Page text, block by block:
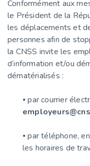
Conformément aux
le Président de la
les déplacements et
personnes afin de
la CNSS invite les
d’information et/ou
dématérialisés :
⦁ par courrier
⦁ par téléphone,
les horaires de